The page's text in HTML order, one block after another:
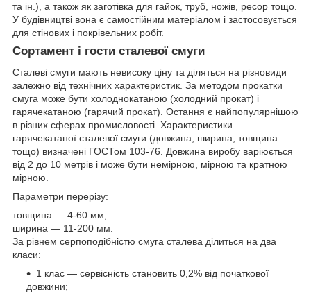
та ін.), а також як заготівка для гайок, труб, ножів, ресор тощо.
У будівництві вона є самостійним матеріалом і застосовується
для стінових і покрівельних робіт.
Сортамент і гости сталевої смуги
Сталеві смуги мають невисоку ціну та діляться на різновиди
залежно від технічних характеристик. За методом прокатки
смуга може бути холоднокатаною (холодний прокат) і
гарячекатаною (гарячий прокат). Остання є найпопулярнішою
в різних сферах промисловості. Характеристики
гарячекатаної сталевої смуги (довжина, ширина, товщина
тощо) визначені ГОСТом 103-76. Довжина виробу варіюється
від 2 до 10 метрів і може бути немірною, мірною та кратною
мірною.
Параметри перерізу:
товщина — 4-60 мм;
ширина — 11-200 мм.
За рівнем серпоподібністю смуга сталева ділиться на два
класи:
1 клас — сервісність становить 0,2% від початкової
довжини;